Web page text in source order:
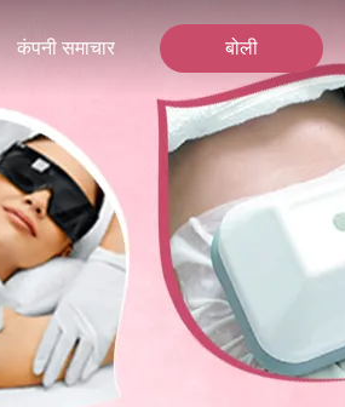
कंपनी समाचार बोली